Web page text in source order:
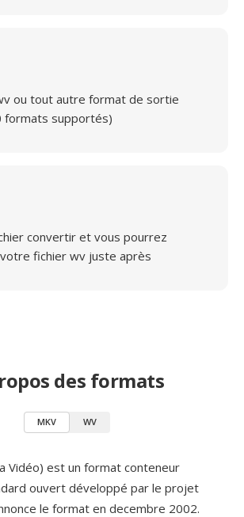
ou tout autre format de sortie
formats supportés)
convertir et vous pourrez
fichier wv juste après
des formats
MKV WV
Vidéo) est un format conteneur
ouvert développé par le projet
le format en decembre 2002.